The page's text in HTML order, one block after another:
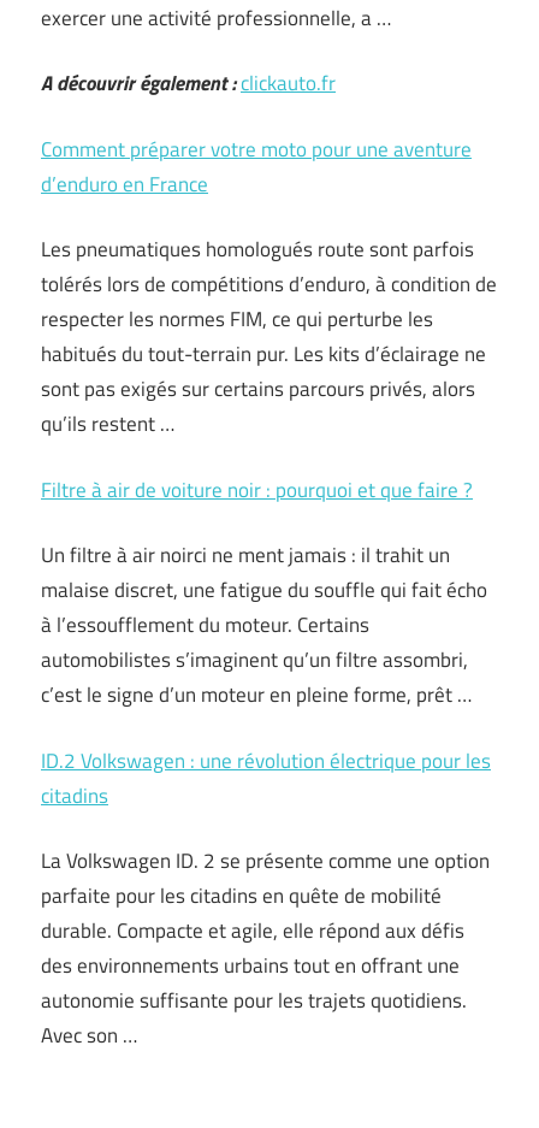
exercer une activité professionnelle, a …
A découvrir également :clickauto.fr
Comment préparer votre moto pour une aventure
d’enduro en France
Les pneumatiques homologués route sont parfois
tolérés lors de compétitions d’enduro, à condition de
respecter les normes FIM, ce qui perturbe les
habitués du tout-terrain pur. Les kits d’éclairage ne
sont pas exigés sur certains parcours privés, alors
qu’ils restent …
Filtre à air de voiture noir : pourquoi et que faire ?
Un filtre à air noirci ne ment jamais : il trahit un
malaise discret, une fatigue du souffle qui fait écho
à l’essoufflement du moteur. Certains
automobilistes s’imaginent qu’un filtre assombri,
c’est le signe d’un moteur en pleine forme, prêt …
ID.2 Volkswagen : une révolution électrique pour les
citadins
La Volkswagen ID. 2 se présente comme une option
parfaite pour les citadins en quête de mobilité
durable. Compacte et agile, elle répond aux défis
des environnements urbains tout en offrant une
autonomie suffisante pour les trajets quotidiens.
Avec son …